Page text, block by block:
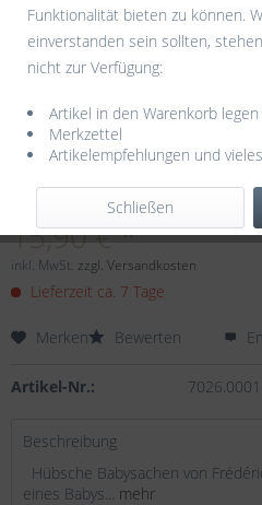
Dieser Artikel steht
15,90 € *
inkl. MwSt. zzgl. Versandkosten
Lieferzeit ca. 7 Tage
Merken Bewerten
Artikel-Nr.: 7026.0001
Beschreibung
Hübsche Babysachen von
eines Babys... mehr
Funktionalität bieten zu können.
einverstanden sein sollten,
nicht zur Verfügung:
Artikel in den Warenkorb legen
Merkzettel
Artikelempfehlungen und
Schließen